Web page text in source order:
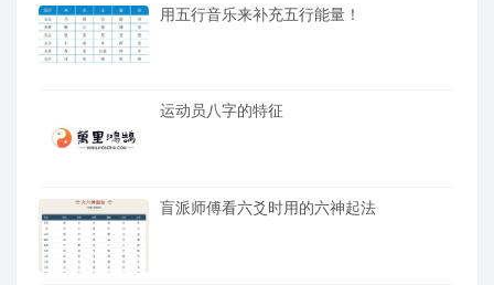
用五行音乐来补充五行能量！
运动员八字的特征
盲派师傅看六爻时用的六神起法